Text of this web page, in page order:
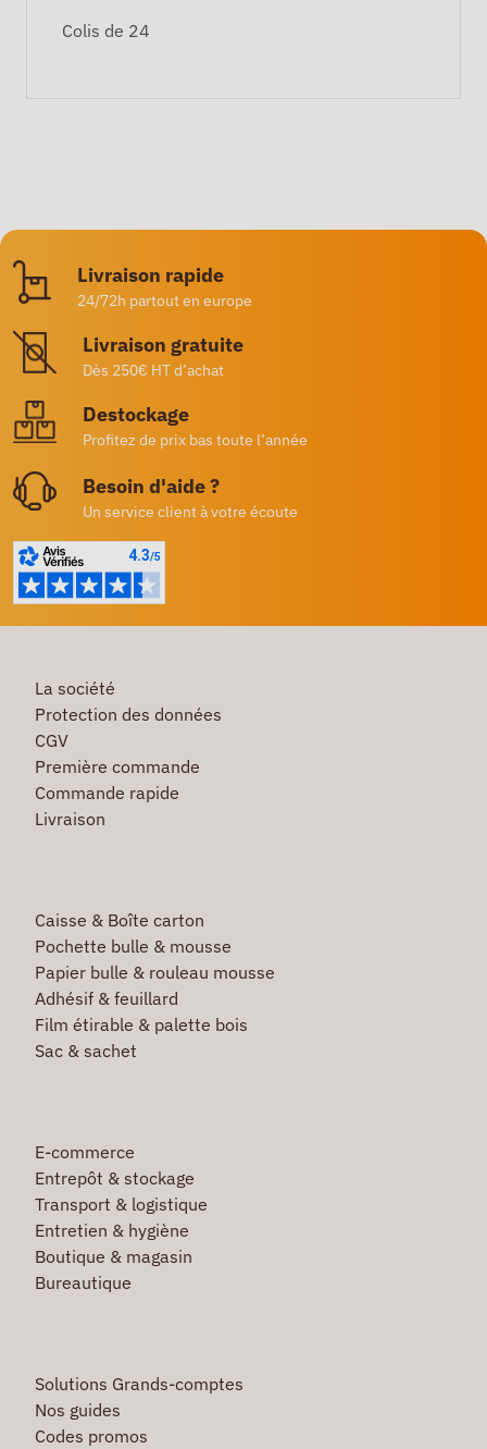
Colis de 24
Livraison rapide
24/72h partout en europe
Livraison gratuite
Dès 250€ HT d’achat
Destockage
Profitez de prix bas toute l’année
Besoin d'aide ?
Un service client à votre écoute
La société
Protection des données
CGV
Première commande
Commande rapide
Livraison
Caisse & Boîte carton
Pochette bulle & mousse
Papier bulle & rouleau mousse
Adhésif & feuillard
Film étirable & palette bois
Sac & sachet
E-commerce
Entrepôt & stockage
Transport & logistique
Entretien & hygiène
Boutique & magasin
Bureautique
Solutions Grands-comptes
Nos guides
Codes promos